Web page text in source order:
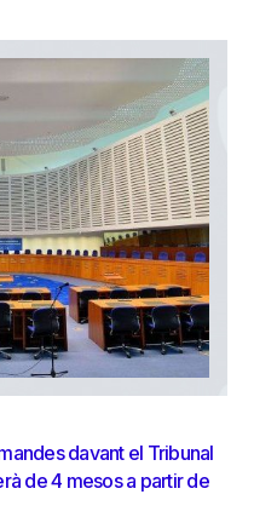
davant el Tribunal
de 4 mesos a partir de